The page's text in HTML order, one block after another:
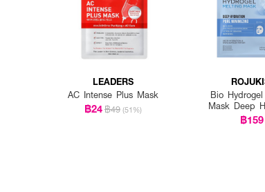
LEADERS
AC Intense Plus Mask
฿24฿49 (51%)
Bio
Mask Deep
฿159